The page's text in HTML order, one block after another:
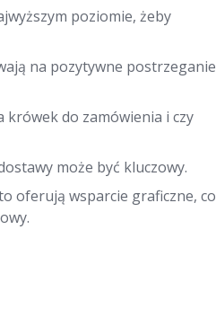
poziomie, żeby
na pozytywne postrzeganie
krówek do zamówienia i czy
może być kluczowy.
oferują wsparcie graficzne, co